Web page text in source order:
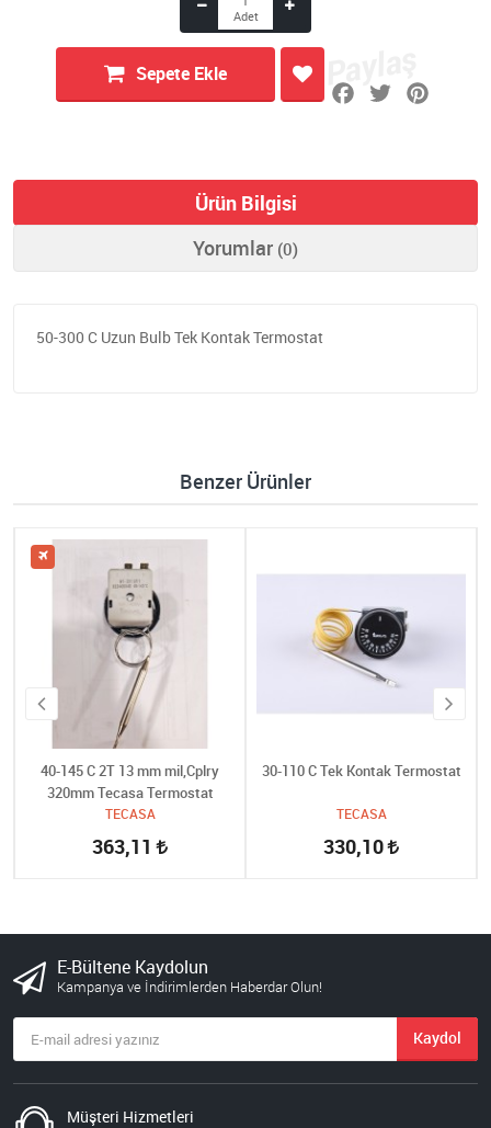
Sepete Ekle
Ürün Bilgisi
Yorumlar (0)
50-300 C Uzun Bulb Tek Kontak Termostat
Benzer Ürünler
40-145 C 2T 13 mm mil,Cplry
320mm Tecasa Termostat
TECASA
363,11
30-110 C Tek Kontak Termostat
TECASA
330,10
E-Bültene Kaydolun
Kampanya ve İndirimlerden Haberdar Olun!
Kaydol
Müşteri Hizmetleri